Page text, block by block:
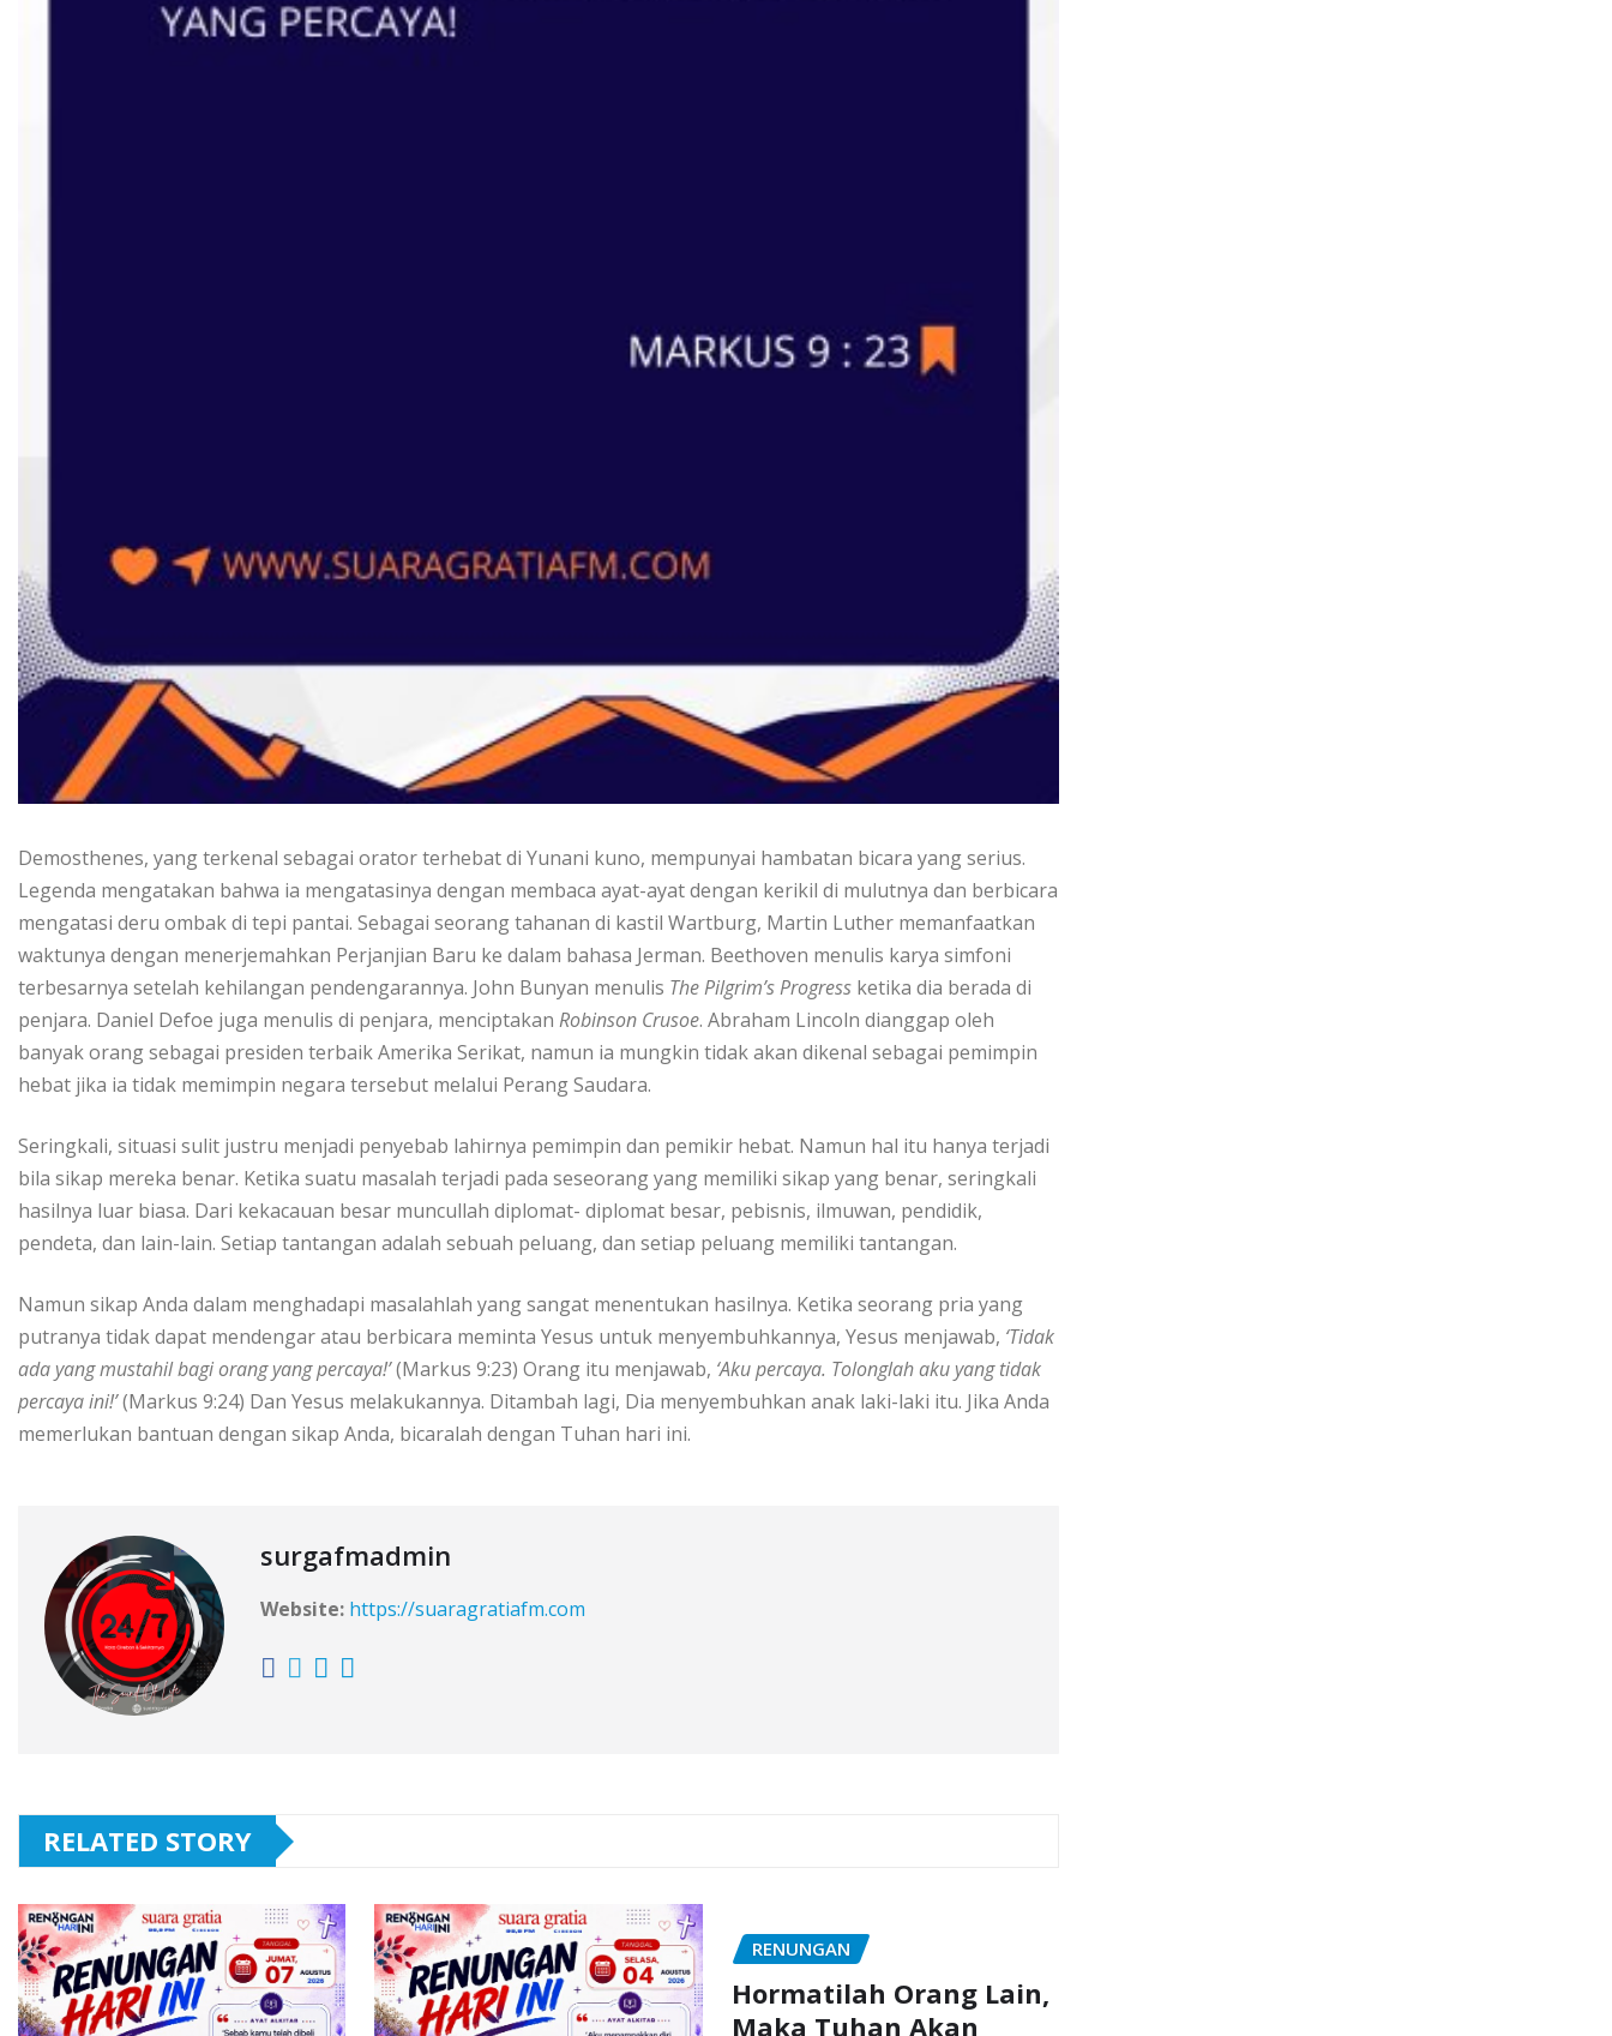
Demosthenes, yang terkenal sebagai orator terhebat di Yunani kuno, mempunyai hambatan bicara yang serius.
Legenda mengatakan bahwa ia mengatasinya dengan membaca ayat-ayat dengan kerikil di mulutnya dan berbicara
mengatasi deru ombak di tepi pantai. Sebagai seorang tahanan di kastil Wartburg, Martin Luther memanfaatkan
waktunya dengan menerjemahkan Perjanjian Baru ke dalam bahasa Jerman. Beethoven menulis karya simfoni
terbesarnya setelah kehilangan pendengarannya. John Bunyan menulis The Pilgrim’s Progress ketika dia berada di
penjara. Daniel Defoe juga menulis di penjara, menciptakan Robinson Crusoe. Abraham Lincoln dianggap oleh
banyak orang sebagai presiden terbaik Amerika Serikat, namun ia mungkin tidak akan dikenal sebagai pemimpin
hebat jika ia tidak memimpin negara tersebut melalui Perang Saudara.
Seringkali, situasi sulit justru menjadi penyebab lahirnya pemimpin dan pemikir hebat. Namun hal itu hanya terjadi
bila sikap mereka benar. Ketika suatu masalah terjadi pada seseorang yang memiliki sikap yang benar, seringkali
hasilnya luar biasa. Dari kekacauan besar muncullah diplomat- diplomat besar, pebisnis, ilmuwan, pendidik,
pendeta, dan lain-lain. Setiap tantangan adalah sebuah peluang, dan setiap peluang memiliki tantangan.
Namun sikap Anda dalam menghadapi masalahlah yang sangat menentukan hasilnya. Ketika seorang pria yang
putranya tidak dapat mendengar atau berbicara meminta Yesus untuk menyembuhkannya, Yesus menjawab, ‘Tidak
ada yang mustahil bagi orang yang percaya!’(Markus 9:23) Orang itu menjawab, ‘Aku percaya. Tolonglah aku yang tidak
percaya ini!’(Markus 9:24) Dan Yesus melakukannya. Ditambah lagi, Dia menyembuhkan anak laki-laki itu. Jika Anda
memerlukan bantuan dengan sikap Anda, bicaralah dengan Tuhan hari ini.
surgafmadmin
Website: https://suaragratiafm.com
RELATED STORY
RENUNGAN
Hormatilah Orang Lain,
Maka Tuhan Akan